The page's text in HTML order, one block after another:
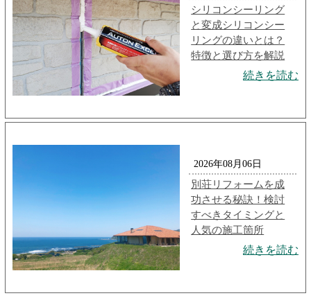
シリコンシーリング
と変成シリコンシー
リングの違いとは？
特徴と選び方を解説
続きを読む
2026年08月06日
別荘リフォームを成
功させる秘訣！検討
すべきタイミングと
人気の施工箇所
続きを読む